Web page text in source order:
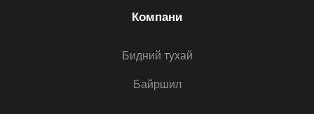
Компани
Бидний тухай
Байршил